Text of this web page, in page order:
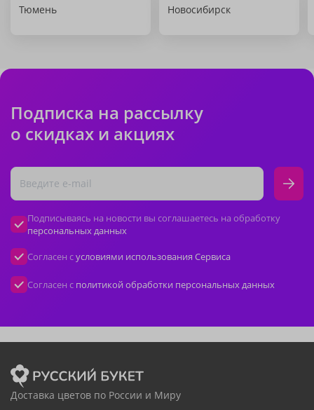
Тюмень Новосибирск
Подписка на рассылку
о скидках и акциях
Подписываясь на новости вы соглашаетесь на обработку
персональных данных
Согласен сусловиями использования Сервиса
Согласен с политикой обработки персональных данных
Доставка цветов по России и Миру